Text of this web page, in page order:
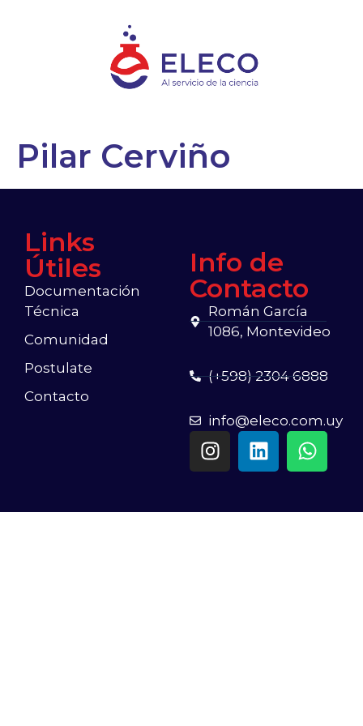
Pilar Cerviño
Links
Útiles
Documentación
Técnica
Comunidad
Postulate
Contacto
Info de
Contacto
Román García
1086, Montevideo
(+598) 2304 6888
info@eleco.com.uy